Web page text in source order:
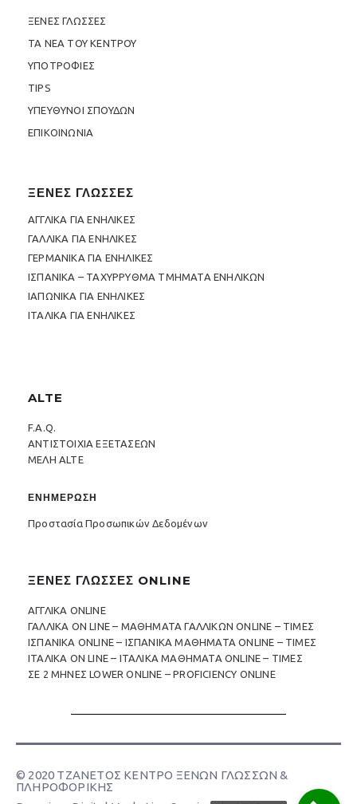
ΞΕΝΕΣ ΓΛΩΣΣΕΣ
ΤΑ ΝΕΑ ΤΟΥ ΚΕΝΤΡΟΥ
ΥΠΟΤΡΟΦΙΕΣ
TIPS
ΥΠΕΥΘΥΝΟΙ ΣΠΟΥΔΩΝ
ΕΠΙΚΟΙΝΩΝΙΑ
ΞΕΝΕΣ ΓΛΩΣΣΕΣ
ΑΓΓΛΙΚΑ ΓΙΑ ΕΝΗΛΙΚΕΣ
ΓΑΛΛΙΚΑ ΓΙΑ ΕΝΗΛΙΚΕΣ
ΓΕΡΜΑΝΙΚΑ ΓΙΑ ΕΝΗΛΙΚΕΣ
ΙΣΠΑΝΙΚΑ – ΤΑΧΥΡΡΥΘΜΑ ΤΜΗΜΑΤΑ ΕΝΗΛΙΚΩΝ
ΙΑΠΩΝΙΚΑ ΓΙΑ ΕΝΗΛΙΚΕΣ
ΙΤΑΛΙΚΑ ΓΙΑ ΕΝΗΛΙΚΕΣ
ALTE
F.A.Q.
ΑΝΤΙΣΤΟΙΧΙΑ ΕΞΕΤΑΣΕΩΝ
ΜΕΛΗ ALTE
ΕΝΗΜΕΡΩΣΗ
Προστασία Προσωπικών Δεδομένων
ΞΕΝΕΣ ΓΛΩΣΣΕΣ ONLINE
ΑΓΓΛΙΚΑ ONLINE
ΓΑΛΛΙΚΑ ON LINE – ΜΑΘΗΜΑΤΑ ΓΑΛΛΙΚΩΝ ONLINE – ΤΙΜΕΣ
ΙΣΠΑΝΙΚΑ ONLINE – ΙΣΠΑΝΙΚΑ ΜΑΘΗΜΑΤΑ ONLINE – ΤΙΜΕΣ
ΙΤΑΛΙΚΑ ON LINE – ΙΤΑΛΙΚΑ ΜΑΘΗΜΑΤΑ ONLINE – ΤΙΜΕΣ
ΣΕ 2 ΜΗΝΕΣ LOWER ONLINE – PROFICIENCY ONLINE
© 2020 ΤΖΑΝΕΤΟΣ ΚΕΝΤΡΟ ΞΕΝΩΝ ΓΛΩΣΣΩΝ &
ΠΛΗΡΟΦΟΡΙΚΗΣ